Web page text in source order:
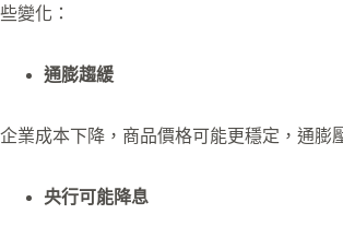
些變化：
通膨趨緩
企業成本下降，商品價格可能更穩定，通膨
央行可能降息